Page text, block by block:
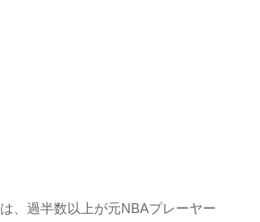
、過半数以上が元NBAプレーヤー